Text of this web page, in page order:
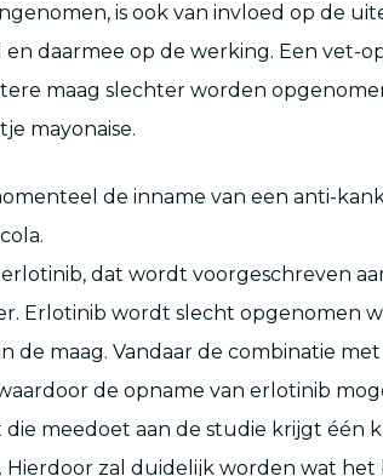
is ook van invloed op de
daarmee op de werking. Een vet-
maag slechter worden
mayonaise.
de inname van een anti-
dat wordt voorgeschreven
Erlotinib wordt slecht opgenomen
de maag. Vandaar de combinatie
de opname van erlotinib
meedoet aan de studie krijgt één
zal duidelijk worden wat het